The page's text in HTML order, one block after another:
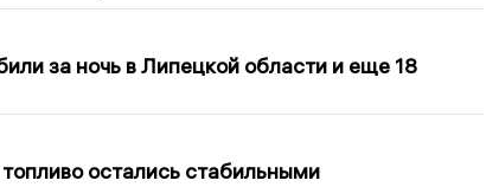
за ночь в Липецкой области и еще 18
остались стабильными